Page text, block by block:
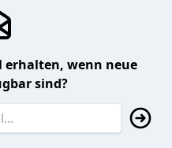
erhalten, wenn neue
sind?